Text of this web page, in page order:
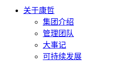
关于康哲
集团介绍
管理团队
大事记
可持续发展